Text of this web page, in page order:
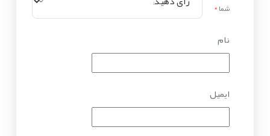
شما*
نام
ایمیل